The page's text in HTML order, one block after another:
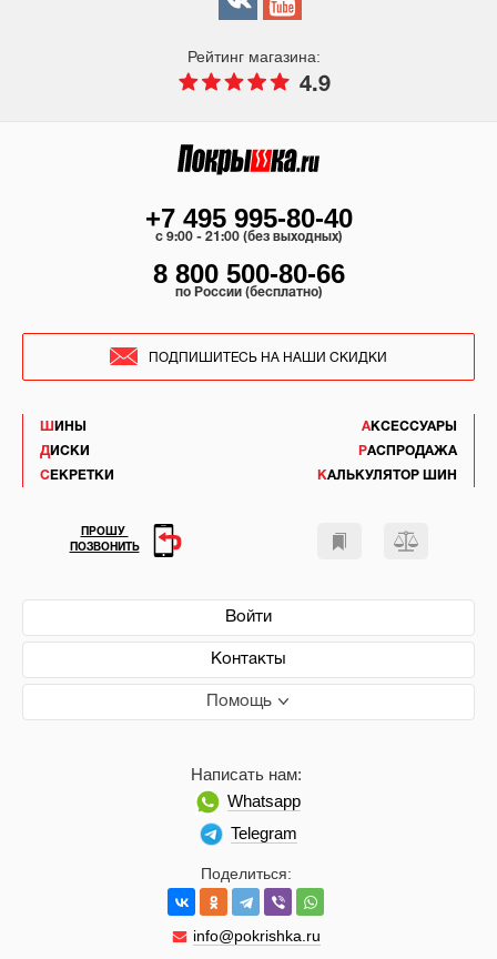
Рейтинг магазина:
4.9
ШИНЫ
ДИСКИ
СЕКРЕТКИ
АКСЕССУАРЫ
РАСПРОДАЖА
КАЛЬКУЛЯТОР ШИН
Войти
Контакты
Помощь
Поделиться:
info@pokrishka.ru
Написать нам:
Whatsapp
Telegram
+7 495 995-80-40
c 9:00 - 21:00 (без выходных)
8 800 500-80-66
по России (бесплатно)
ПОДПИШИТЕСЬ НА НАШИ СКИДКИ
ПРОШУ
ПОЗВОНИТЬ